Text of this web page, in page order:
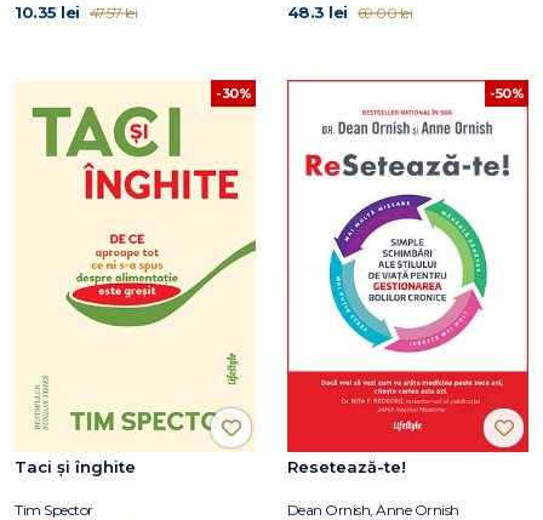
10.35 lei 47.57 lei 48.3 lei 69.00 lei
-30%
Taci și înghite
Tim Spector
-50%
Resetează-te!
Dean Ornish, Anne Ornish